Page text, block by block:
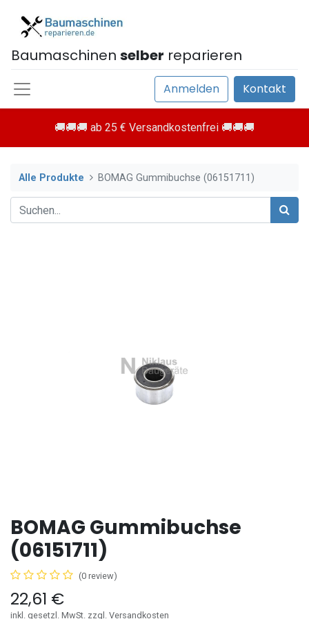
Baumaschinen selber reparieren
Anmelden Kontakt
🚚🚚🚚 ab 25 € Versandkostenfrei 🚚🚚🚚
Alle Produkte BOMAG Gummibuchse (06151711)
BOMAG Gummibuchse
(06151711)
(0 review)
22,61 €
inkl. gesetzl. MwSt. zzgl. Versandkosten